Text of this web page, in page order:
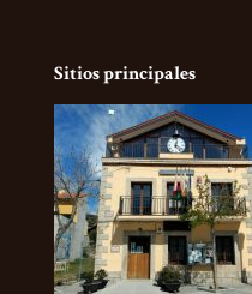
Sitios principales